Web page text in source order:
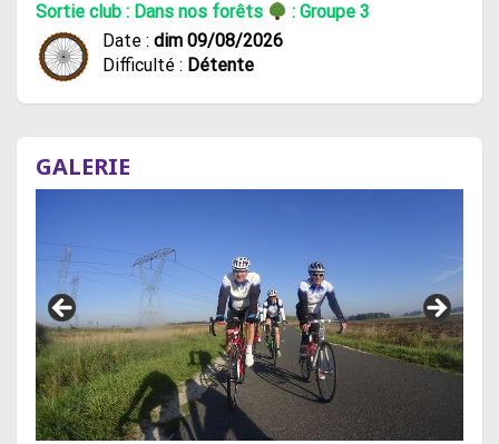
Sortie club : Dans nos forêts
: Groupe 3
Date : dim 09/08/2026
Difficulté : Détente
GALERIE